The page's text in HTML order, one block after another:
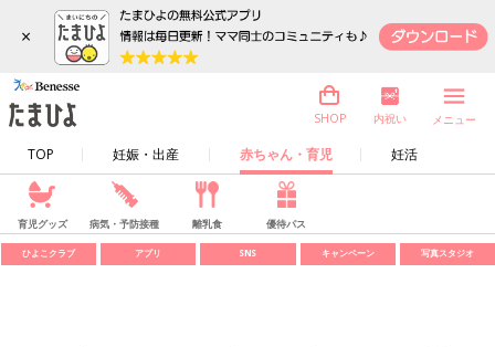
×
TOP 妊娠・出産 赤ちゃん・育児 妊活
SHOP 内祝い メニュー
育児グッズ 病気・予防接種 離乳食 優待パス
ひよこクラブ アプリ SNS キャンペーン 写真スタジオ